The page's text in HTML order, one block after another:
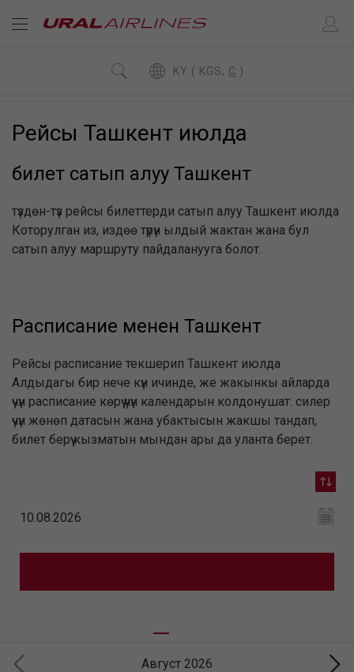
KY ( KGS, C )
Рейсы Ташкент июлда
билет сатып алуу Ташкент
түздөн-түз рейсы билеттерди сатып алуу Ташкент июлда
Которулган из, издөө түрүн ылдый жактан жана бул
сатып алуу маршруту пайдаланууга болот.
Расписание менен Ташкент
Рейсы расписание текшерип Ташкент июлда
Алдыдагы бир нече күн ичинде, же жакынкы айларда
үчүн расписание көрүү үчүн календарын колдонушат. силер
үчүн жөнөп датасын жана убактысын жакшы тандап,
билет берүү кызматын мындан ары да уланта берет.
Август 2026